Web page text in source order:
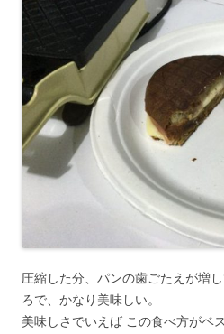
圧縮した分、パンの歯ごたえが増
ろで、かなり美味しい。
美味しさでいえば この食べ方がベ